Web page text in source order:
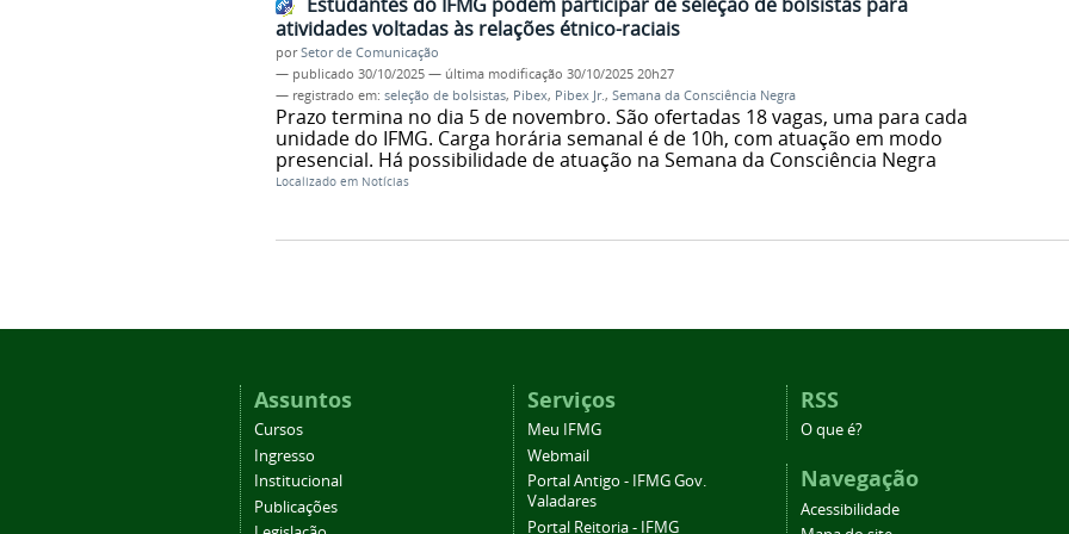
atividades voltadas às relações étnico-raciais
porSetor de Comunicação
— publicado 30/10/2025 — última modificação 30/10/2025 20h27
— registrado em: seleção de bolsistas, Pibex, Pibex Jr., Semana da Consciência Negra
Prazo termina no dia 5 de novembro. São ofertadas 18 vagas, uma para cada
unidade do IFMG. Carga horária semanal é de 10h, com atuação em modo
presencial. Há possibilidade de atuação na Semana da Consciência Negra
Localizado em Notícias
Assuntos
Cursos
Ingresso
Institucional
Publicações
Serviços
Meu IFMG
Webmail
Portal Antigo - IFMG Gov.
Valadares
Portal Reitoria - IFMG
RSS
O que é?
Navegação
Acessibilidade